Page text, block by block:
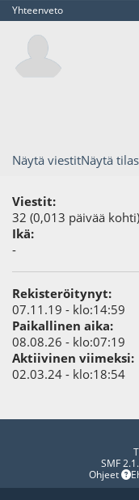
Yhteenveto
Näytä viestitNäytä
Viestit:
32 (0,013 päivää kohti)
Ikä:
-
Rekisteröitynyt:
07.11.19 - klo:14:59
Paikallinen aika:
08.08.26 - klo:07:19
Aktiivinen viimeksi:
02.03.24 - klo:18:54
SMF
Ohjeet